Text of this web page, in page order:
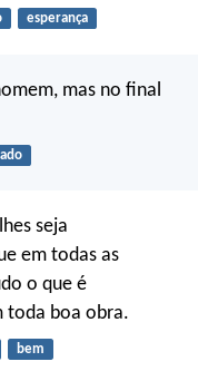
esperança
mas no final
seja
em todas as
o que é
toda boa obra.
bem